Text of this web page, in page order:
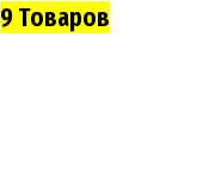
9 Товаров